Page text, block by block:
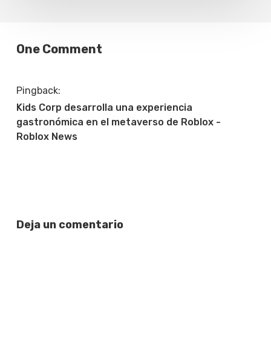
One Comment
Pingback:
Kids Corp desarrolla una experiencia
gastronómica en el metaverso de Roblox -
Roblox News
Deja un comentario